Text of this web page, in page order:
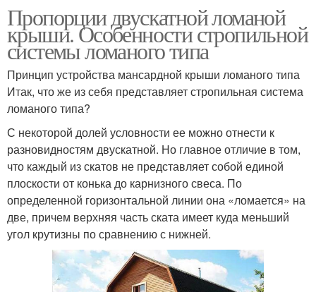
Пропорции двускатной ломаной
крыши. Особенности стропильной
системы ломаного типа
Принцип устройства мансардной крыши ломаного типа
Итак, что же из себя представляет стропильная система
ломаного типа?
С некоторой долей условности ее можно отнести к
разновидностям двускатной. Но главное отличие в том,
что каждый из скатов не представляет собой единой
плоскости от конька до карнизного свеса. По
определенной горизонтальной линии она «ломается» на
две, причем верхняя часть ската имеет куда меньший
угол крутизны по сравнению с нижней.